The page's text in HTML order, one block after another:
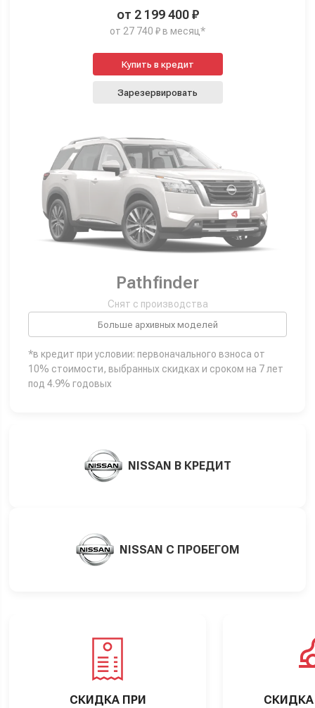
от 2 199 400 ₽
от 27 740 ₽ в месяц*
Купить в кредит
Зарезервировать
Pathfinder
Снят с производства
Больше архивных моделей
*в кредит при условии: первоначального взноса от
10% стоимости, выбранных скидках и сроком на 7 лет
под 4.9% годовых
NISSAN В КРЕДИТ
NISSAN С ПРОБЕГОМ
СКИДКА ПРИ
СКИДКА